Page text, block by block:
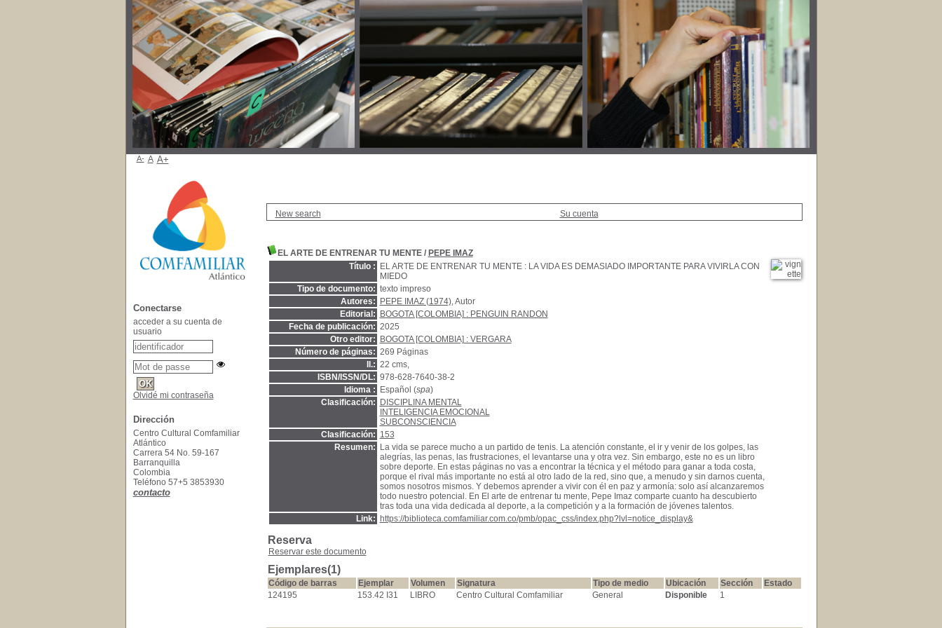
New search Su cuenta
EL ARTE DE ENTRENAR TU MENTE/ PEPE IMAZ
Título :
EL ARTE DE ENTRENAR TU MENTE : LA VIDA ES DEMASIADO IMPORTANTE PARA VIVIRLA CON
MIEDO
Tipo de documento: texto impreso
Autores:
PEPE IMAZ (1974), Autor
Editorial:
BOGOTA [COLOMBIA] : PENGUIN RANDON
Fecha de publicación: 2025
Otro editor:
BOGOTA [COLOMBIA] : VERGARA
Número de páginas: 269 Páginas
Il.: 22 cms,
ISBN/ISSN/DL: 978-628-7640-38-2
Idioma :
Español (spa)
Clasificación:
DISCIPLINA MENTAL
INTELIGENCIA EMOCIONAL
SUBCONSCIENCIA
Clasificación: 153
Resumen:
La vida se parece mucho a un partido de tenis. La atención constante, el ir y venir de los golpes, las
alegrías, las penas, las frustraciones, el levantarse una y otra vez. Sin embargo, este no es un libro
sobre deporte. En estas páginas no vas a encontrar la técnica y el método para ganar a toda costa,
porque el rival más importante no está al otro lado de la red, sino que, a menudo y sin darnos cuenta,
somos nosotros mismos. Y debemos aprender a vivir con él en paz y armonía: solo así alcanzaremos
todo nuestro potencial. En El arte de entrenar tu mente, Pepe Imaz comparte cuanto ha descubierto
tras toda una vida dedicada al deporte, a la competición y a la formación de jóvenes talentos.
Link:
https://biblioteca.comfamiliar.com.co/pmb/opac_css/index.php?lvl=notice_display&
Reserva
Reservar este documento
Ejemplares(1)
Código de barras Ejemplar Volumen Signatura Tipo de medio Ubicación Sección
Estado
124195
153.42 I31 LIBRO Centro Cultural Comfamiliar General Disponible 1
A- A A+
Conectarse
acceder a su cuenta de
usuario
Olvidé mi contraseña
Dirección
Centro Cultural Comfamiliar
Atlántico
Carrera 54 No. 59-167
Barranquilla
Colombia
Teléfono 57+5 3853930
contacto